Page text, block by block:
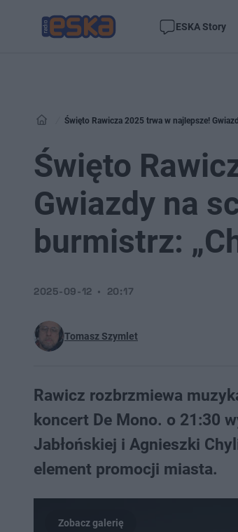
ESKA Story
Święto Rawicza 2025 trwa w najlepsze!
Święto
Gwiazdy na
burmistrz:
Tomasz Szymlet
2025-09-12 20:17
Rawicz rozbrzmiewa
koncert De Mono. o 21:30
Jabłońskiej i Agnieszki
element promocji miasta.